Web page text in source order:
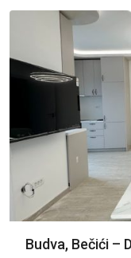
Budva, Bečići –